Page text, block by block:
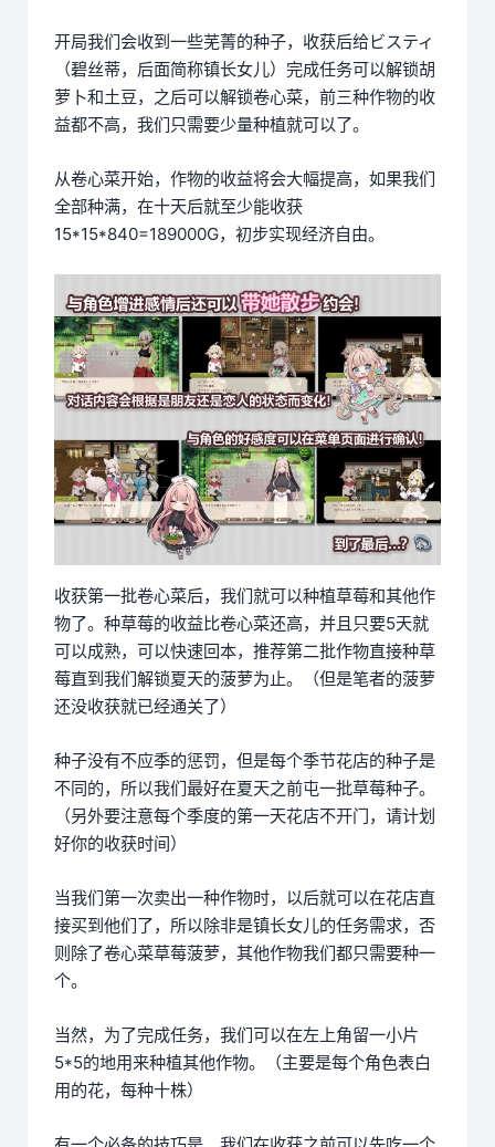
开局我们会收到一些芜菁的种子，收获后给ビスティ
（碧丝蒂，后面简称镇长女儿）完成任务可以解锁胡
萝卜和土豆，之后可以解锁卷心菜，前三种作物的收
益都不高，我们只需要少量种植就可以了。
从卷心菜开始，作物的收益将会大幅提高，如果我们
全部种满，在十天后就至少能收获
15*15*840=189000G，初步实现经济自由。
收获第一批卷心菜后，我们就可以种植草莓和其他作
物了。种草莓的收益比卷心菜还高，并且只要5天就
可以成熟，可以快速回本，推荐第二批作物直接种草
莓直到我们解锁夏天的菠萝为止。（但是笔者的菠萝
还没收获就已经通关了）
种子没有不应季的惩罚，但是每个季节花店的种子是
不同的，所以我们最好在夏天之前屯一批草莓种子。
（另外要注意每个季度的第一天花店不开门，请计划
好你的收获时间）
当我们第一次卖出一种作物时，以后就可以在花店直
接买到他们了，所以除非是镇长女儿的任务需求，否
则除了卷心菜草莓菠萝，其他作物我们都只需要种一
个。
当然，为了完成任务，我们可以在左上角留一小片
5*5的地用来种植其他作物。（主要是每个角色表白
用的花，每种十株）